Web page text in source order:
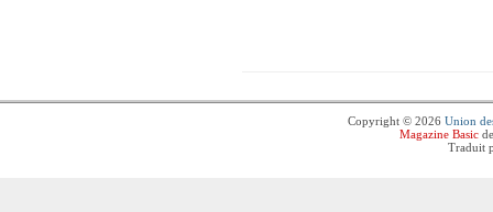
Copyright © 2026 Union
Magazine Basic
Traduit